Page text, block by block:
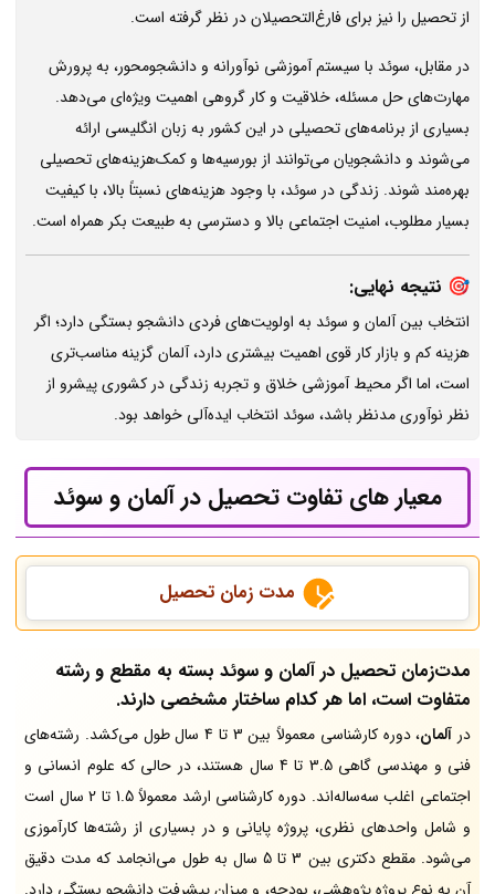
از تحصیل را نیز برای فارغ‌التحصیلان در نظر گرفته است.
در مقابل، سوئد با سیستم آموزشی نوآورانه و دانشجو‌محور، به پرورش
مهارت‌های حل مسئله، خلاقیت و کار گروهی اهمیت ویژه‌ای می‌دهد.
بسیاری از برنامه‌های تحصیلی در این کشور به زبان انگلیسی ارائه
می‌شوند و دانشجویان می‌توانند از بورسیه‌ها و کمک‌هزینه‌های تحصیلی
بهره‌مند شوند. زندگی در سوئد، با وجود هزینه‌های نسبتاً بالا، با کیفیت
بسیار مطلوب، امنیت اجتماعی بالا و دسترسی به طبیعت بکر همراه است.
🎯 نتیجه نهایی:
انتخاب بین آلمان و سوئد به اولویت‌های فردی دانشجو بستگی دارد؛ اگر
هزینه کم و بازار کار قوی اهمیت بیشتری دارد، آلمان گزینه مناسب‌تری
است، اما اگر محیط آموزشی خلاق و تجربه زندگی در کشوری پیشرو از
نظر نوآوری مدنظر باشد، سوئد انتخاب ایده‌آلی خواهد بود.
معیار های تفاوت تحصیل در آلمان و سوئد
مدت زمان تحصیل
مدت‌زمان تحصیل در آلمان و سوئد بسته به مقطع و رشته
متفاوت است، اما هر کدام ساختار مشخصی دارند.
در آلمان
، دوره کارشناسی معمولاً بین 3 تا 4 سال طول می‌کشد. رشته‌های
فنی و مهندسی گاهی 3.5 تا 4 سال هستند، در حالی که علوم انسانی و
اجتماعی اغلب سه‌ساله‌اند. دوره کارشناسی ارشد معمولاً 1.5 تا 2 سال است
و شامل واحدهای نظری، پروژه پایانی و در بسیاری از رشته‌ها کارآموزی
می‌شود. مقطع دکتری بین 3 تا 5 سال به طول می‌انجامد که مدت دقیق